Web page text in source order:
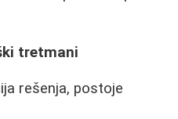
tretmani
rešenja, postoje